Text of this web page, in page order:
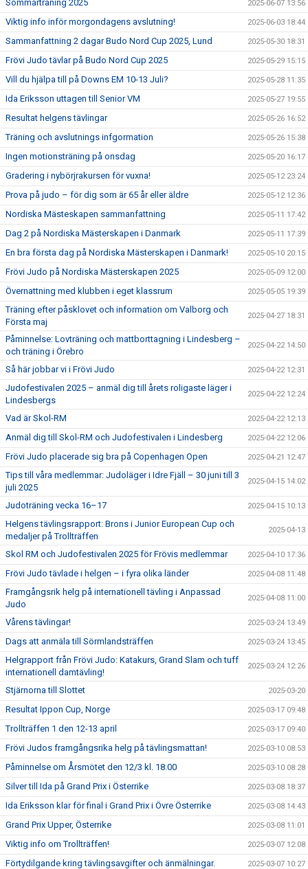
Sommarträning 2025 2025-06-07 13:56
Viktig info inför morgondagens avslutning! 2025-06-03 18:44
Sammanfattning 2 dagar Budo Nord Cup 2025, Lund 2025-05-30 18:31
Frövi Judo tävlar på Budo Nord Cup 2025 2025-05-29 15:15
Vill du hjälpa till på Downs EM 10-13 Juli? 2025-05-28 11:35
Ida Eriksson uttagen till Senior VM 2025-05-27 19:55
Resultat helgens tävlingar 2025-05-26 16:52
Träning och avslutnings infgormation 2025-05-26 15:38
Ingen motionsträning på onsdag 2025-05-20 16:17
Gradering i nybörjrakursen för vuxna! 2025-05-12 23:24
Prova på judo – för dig som är 65 år eller äldre 2025-05-12 12:36
Nordiska Mästeskapen sammanfattning 2025-05-11 17:42
Dag 2 på Nordiska Mästerskapen i Danmark 2025-05-11 17:39
En bra första dag på Nordiska Mästerskapen i Danmark! 2025-05-10 20:15
Frövi Judo på Nordiska Mästerskapen 2025 2025-05-09 12:00
Övernattning med klubben i eget klassrum 2025-05-05 19:39
Träning efter påsklovet och information om Valborg och
Första maj
2025-04-27 18:31
Påminnelse: Lovträning och mattborttagning i Lindesberg –
och träning i Örebro
2025-04-22 14:50
Så här jobbar vi i Frövi Judo 2025-04-22 12:31
Judofestivalen 2025 – anmäl dig till årets roligaste läger i
Lindesbergs
2025-04-22 12:24
Vad är Skol-RM 2025-04-22 12:13
Anmäl dig till Skol-RM och Judofestivalen i Lindesberg 2025-04-22 12:06
Frövi Judo placerade sig bra på Copenhagen Open 2025-04-21 12:47
Tips till våra medlemmar: Judoläger i Idre Fjäll – 30 juni till 3
juli 2025
2025-04-15 14:02
Judoträning vecka 16–17 2025-04-15 10:13
Helgens tävlingsrapport: Brons i Junior European Cup och
medaljer på Trollträffen
2025-04-13
Skol RM och Judofestivalen 2025 för Frövis medlemmar 2025-04-10 17:36
Frövi Judo tävlade i helgen – i fyra olika länder 2025-04-08 11:48
Framgångsrik helg på internationell tävling i Anpassad
Judo
2025-04-08 11:00
Vårens tävlingar! 2025-03-24 13:49
Dags att anmäla till Sörmlandsträffen 2025-03-24 13:45
Helgrapport från Frövi Judo: Katakurs, Grand Slam och tuff
internationell damtävling!
2025-03-24 12:26
Stjärnorna till Slottet 2025-03-20
Resultat Ippon Cup, Norge 2025-03-17 09:48
Trollträffen 1 den 12-13 april 2025-03-17 09:40
Frövi Judos framgångsrika helg på tävlingsmattan! 2025-03-10 08:53
Påminnelse om Årsmötet den 12/3 kl. 18.00 2025-03-10 08:28
Silver till Ida på Grand Prix i Österrike 2025-03-08 18:37
Ida Eriksson klar för final i Grand Prix i Övre Österrike 2025-03-08 14:43
Grand Prix Upper, Österrike 2025-03-08 11:01
Viktig info om Trollträffen! 2025-03-07 12:08
Förtydilgande kring tävlingsavgifter och änmälningar. 2025-03-07 10:27